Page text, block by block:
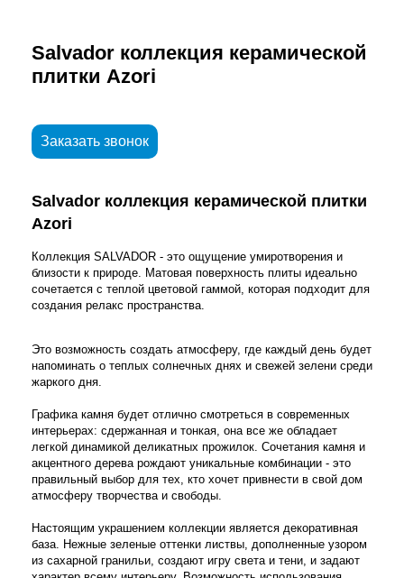
Salvador коллекция керамической
плитки Azori
Заказать звонок
Salvador коллекция керамической плитки
Azori
Коллекция SALVADOR - это ощущение умиротворения и
близости к природе. Матовая поверхность плиты идеально
сочетается с теплой цветовой гаммой, которая подходит для
создания релакс пространства.
Это возможность создать атмосферу, где каждый день будет
напоминать о теплых солнечных днях и свежей зелени среди
жаркого дня.
Графика камня будет отлично смотреться в современных
интерьерах: сдержанная и тонкая, она все же обладает
легкой динамикой деликатных прожилок. Сочетания камня и
акцентного дерева рождают уникальные комбинации - это
правильный выбор для тех, кто хочет привнести в свой дом
атмосферу творчества и свободы.
Настоящим украшением коллекции является декоративная
база. Нежные зеленые оттенки листвы, дополненные узором
из сахарной гранильи, создают игру света и тени, и задают